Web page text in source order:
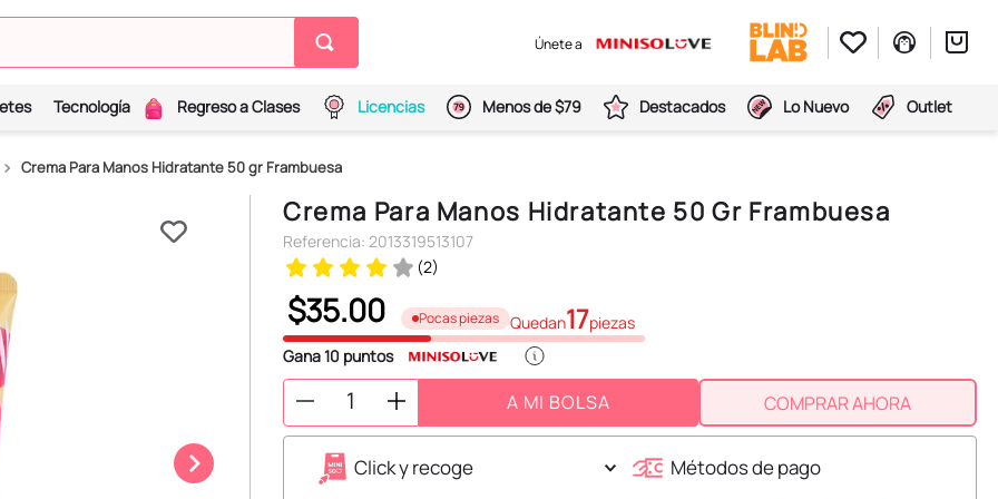
Únete a
Tecnología Regreso a Clases Licencias Menos de $79 Destacados Lo Nuevo Outlet
Crema Para Manos Hidratante 50 gr Frambuesa
Crema Para Manos Hidratante 50 Gr Frambuesa
Referencia: 2013319513107
(2)
$35.00 Pocas piezas Quedan17piezas
Gana10 puntos
A MI BOLSA COMPRAR AHORA
Click y recoge Métodos de pago